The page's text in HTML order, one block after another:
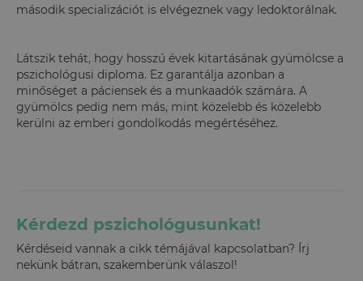
második specializációt is elvégeznek vagy ledoktorálnak.
Látszik tehát, hogy hosszú évek kitartásának gyümölcse a
pszichológusi diploma. Ez garantálja azonban a
minőséget a páciensek és a munkaadók számára. A
gyümölcs pedig nem más, mint közelebb és közelebb
kerülni az emberi gondolkodás megértéséhez.
Kérdezd pszichológusunkat!
Kérdéseid vannak a cikk témájával kapcsolatban? Írj
nekünk bátran, szakemberünk válaszol!